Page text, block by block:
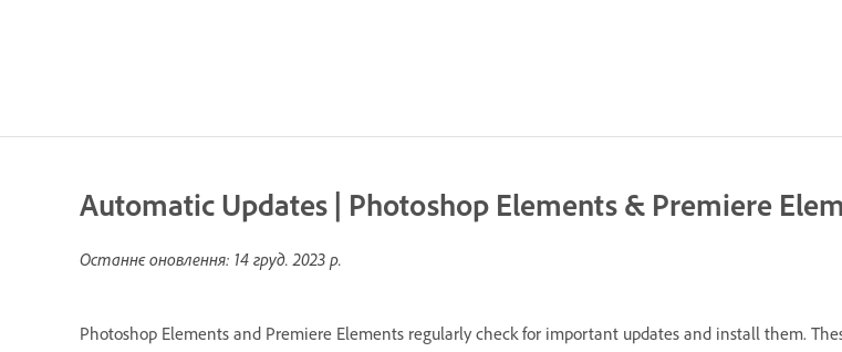
Automatic Updates | Photoshop Elements & Premiere
Останнє оновлення: 14 груд. 2023 р.
Photoshop Elements and Premiere Elements regularly check for important updates and install them.